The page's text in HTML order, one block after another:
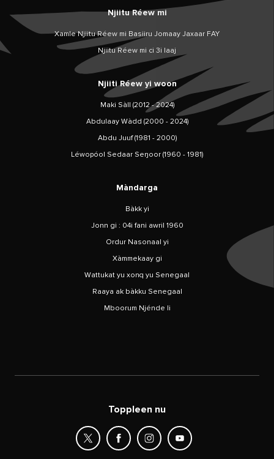
Njiitu Réew mi
Xamle Njiitu Réew mi Basiiru Jomaay Jaxaar FAY
Njiitu Réew mi ci 3i laaj
Njiiti Réew yi woon
Maki Sàll (2012 - 2024)
Abdulaay Wàdd (2000 - 2024)
Abdu Juuf (1981 - 2000)
Léwopóol Sedaar Seŋoor (1960 - 1981)
Màndarga
Bàkk yi
Jonn gi : 04i fani awril 1960
Ordur Nasonaal yi
Xàmmekaay gi
Wattukat yu xonq yu Senegaal
Raaya ak bàkku Senegaal
Mboorum Njénde li
Toppleen nu